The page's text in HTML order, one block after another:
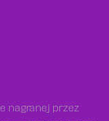
nagranej przez